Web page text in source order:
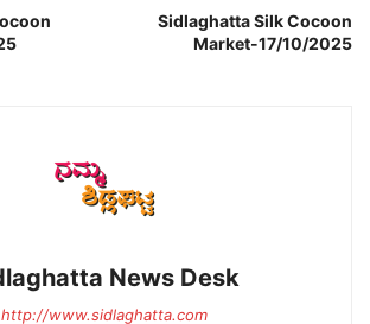
Sidlaghatta Silk Cocoon
Market-17/10/2025
News Desk
http://www.sidlaghatta.com